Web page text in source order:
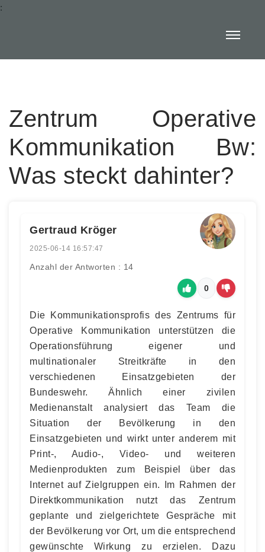
:
Zentrum Operative
Kommunikation Bw:
Was steckt dahinter?
Gertraud Kröger
2025-06-14 16:57:47
Anzahl der Antworten : 14
0
Die Kommunikationsprofis des Zentrums für
Operative Kommunikation unterstützen die
Operationsführung eigener und
multinationaler Streitkräfte in den
verschiedenen Einsatzgebieten der
Bundeswehr. Ähnlich einer zivilen
Medienanstalt analysiert das Team die
Situation der Bevölkerung in den
Einsatzgebieten und wirkt unter anderem mit
Print-, Audio-, Video- und weiteren
Medienprodukten zum Beispiel über das
Internet auf Zielgruppen ein. Im Rahmen der
Direktkommunikation nutzt das Zentrum
geplante und zielgerichtete Gespräche mit
der Bevölkerung vor Ort, um die entsprechend
gewünschte Wirkung zu erzielen. Dazu